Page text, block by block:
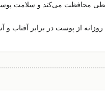
محافظت می‌کند و سلامت
از پوست در برابر آفتاب